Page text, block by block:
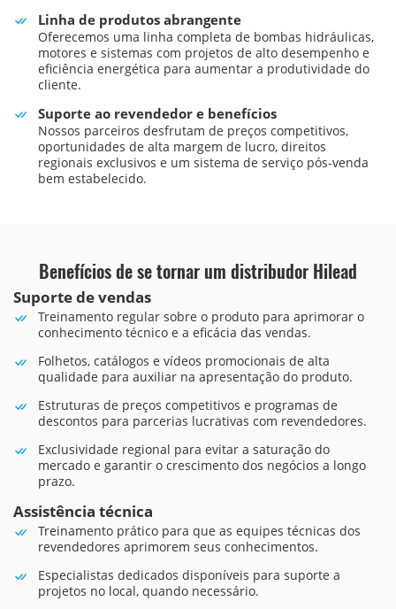
Linha de produtos abrangente
Oferecemos uma linha completa de bombas hidráulicas,
motores e sistemas com projetos de alto desempenho e
eficiência energética para aumentar a produtividade do
cliente.
Suporte ao revendedor e benefícios
Nossos parceiros desfrutam de preços competitivos,
oportunidades de alta margem de lucro, direitos
regionais exclusivos e um sistema de serviço pós-venda
bem estabelecido.
Benefícios de se tornar um distribudor Hilead
Suporte de vendas
Treinamento regular sobre o produto para aprimorar o
conhecimento técnico e a eficácia das vendas.
Folhetos, catálogos e vídeos promocionais de alta
qualidade para auxiliar na apresentação do produto.
Estruturas de preços competitivos e programas de
descontos para parcerias lucrativas com revendedores.
Exclusividade regional para evitar a saturação do
mercado e garantir o crescimento dos negócios a longo
prazo.
Assistência técnica
Treinamento prático para que as equipes técnicas dos
revendedores aprimorem seus conhecimentos.
Especialistas dedicados disponíveis para suporte a
projetos no local, quando necessário.